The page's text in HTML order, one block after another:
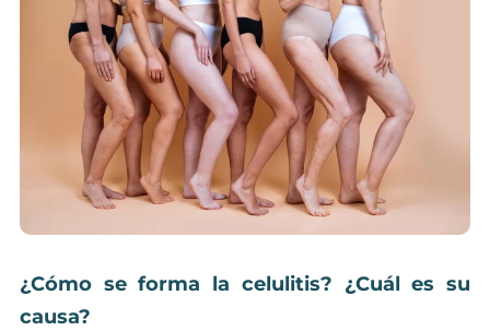
¿Cómo se forma la celulitis? ¿Cuál es su
causa?